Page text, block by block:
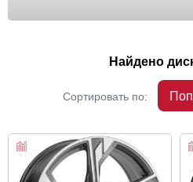
Найдено
Сортировать по: